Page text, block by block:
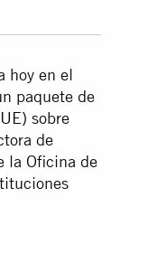
hoy en el
paquete de
sobre
de
la Oficina de